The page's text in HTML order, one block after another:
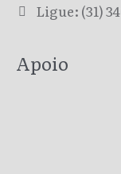
Ligue: (31)
Apoio